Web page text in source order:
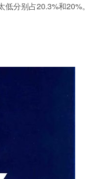
分别占20.3%和20%。